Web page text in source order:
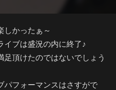
かったぁ～
イブは盛況の内に終了♪
頂けたのではないでしょう
パフォーマンスはさすがで